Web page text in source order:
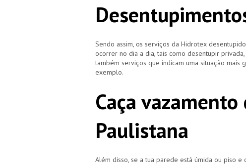
Sendo assim, os serviços da Hidrotex
ocorrer no dia a dia, tais como desentupir
também serviços que indicam uma situação
exemplo.
Caça
Paulistana
Além disso, se a tua parede está úmida ou piso